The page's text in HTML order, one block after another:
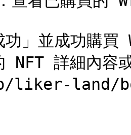
功」並成功購
NFT 詳細內容
liker-land/